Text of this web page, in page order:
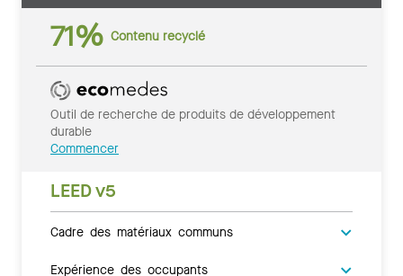
71% Contenu recyclé
Outil de recherche de produits de développement
durable
Commencer
LEED v5
Cadre des matériaux communs
Expérience des occupants